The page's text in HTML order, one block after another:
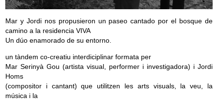
Mar y Jordi nos propusieron un paseo cantado por el bosque de
camino a la residencia VIVA
Un dúo enamorado de su entorno.
un tàndem co-creatiu interdiciplinar formata per
Mar Serinyà Gou (artista visual, performer i investigadora) i Jordi
Homs
(compositor i cantant) que utilitzen les arts visuals, la veu, la
música i la